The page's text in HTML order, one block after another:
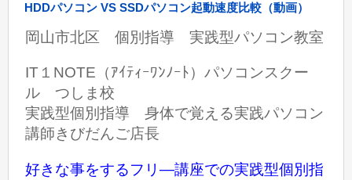
HDDパソコン VS SSDパソコン起動速度比較（動画）
岡山市北区 個別指導 実践型パソコン教室
IT１NOTE（ｱｲﾃｨｰﾜﾝﾉｰﾄ）パソコンスクー
ル つしま校
実践型個別指導 身体で覚える実践パソコン
講師きびだんご店長
好きな事をするフリ―講座での実践型個別指